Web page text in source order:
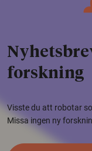
forskning
Visste du att robotar
Missa ingen ny